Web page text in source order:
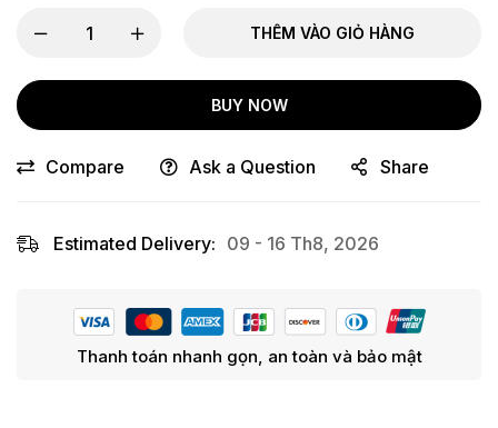
THÊM VÀO GIỎ HÀNG
BUY NOW
Compare Ask a Question Share
Estimated Delivery: 09 - 16 Th8, 2026
Thanh toán nhanh gọn, an toàn và bảo mật